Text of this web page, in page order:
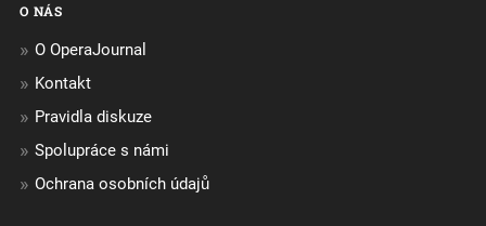
O NÁS
O OperaJournal
Kontakt
Pravidla diskuze
Spolupráce s námi
Ochrana osobních údajů